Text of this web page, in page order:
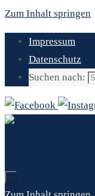
Zum Inhalt springen
Impressum
Datenschutz
Suchen nach: